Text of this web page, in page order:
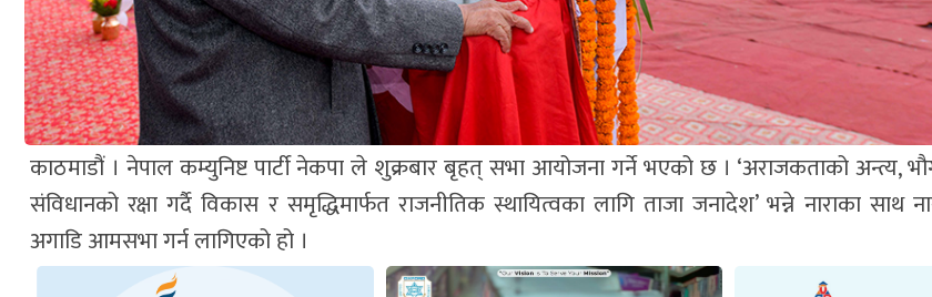
काठमाडौं । नेपाल कम्युनिष्ट पार्टी नेकपा ले शुक्रबार बृहत् सभा आयोजना गर्ने भएको छ । ‘अराजकताको अन्त्य,
संविधानको रक्षा गर्दै विकास र समृद्धिमार्फत राजनीतिक स्थायित्वका लागि ताजा जनादेश’ भन्ने नाराका साथ
अगाडि आमसभा गर्न लागिएको हो ।